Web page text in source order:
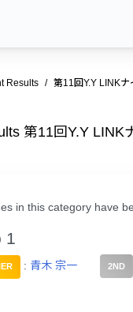
Results 第11回Y.Y LINK
第11回Y.Y LINK
in this category have
1
: 青木 宗一 2ND